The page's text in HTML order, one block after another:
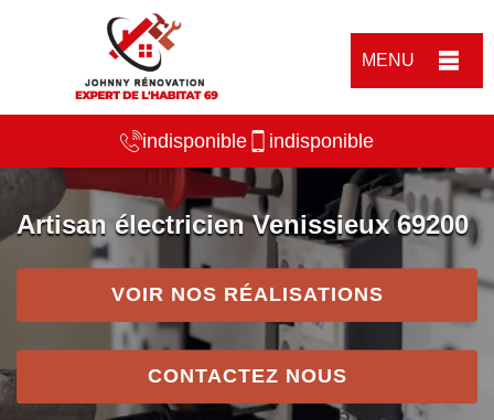
MENU
indisponible indisponible
Artisan électricien Venissieux 69200
VOIR NOS RÉALISATIONS
CONTACTEZ NOUS